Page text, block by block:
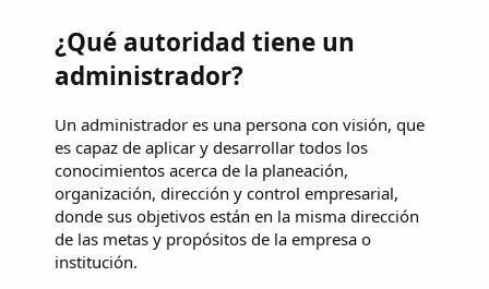
¿Qué autoridad tiene un
administrador?
Un administrador es una persona con visión, que
es capaz de aplicar y desarrollar todos los
conocimientos acerca de la planeación,
organización, dirección y control empresarial,
donde sus objetivos están en la misma dirección
de las metas y propósitos de la empresa o
institución.